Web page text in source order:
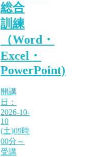
総合
訓練
（Word・
Excel・
PowerPoint)
開講
日：
2026-10-
10
(土)09時
00分～
受講